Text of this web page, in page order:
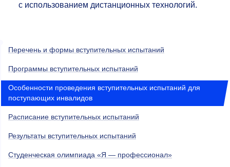
с использованием дистанционных технологий.
Перечень и формы вступительных испытаний
Программы вступительных испытаний
Особенности проведения вступительных испытаний для
поступающих инвалидов
Расписание вступительных испытаний
Результаты вступительных испытаний
Студенческая олимпиада «Я — профессионал»